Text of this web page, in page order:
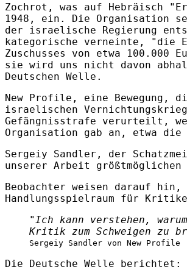
Zochrot, was auf Hebräisch
1948, ein. Die Organisation
der israelische Regierung
kategorische verneinte, "die
Zuschusses von etwa
sie wird uns nicht davon
Deutschen Welle.
New Profile, eine Bewegung,
israelischen
Gefängnisstrafe verurteilt,
Organisation gab an, etwa
Sergeiy Sandler, der
unserer Arbeit größtmöglichen
Beobachter weisen darauf
Handlungsspielraum für
"Ich kann verstehen,
Kritik zum Schweigen zu
Sergeiy Sandler von New Profile
Die Deutsche Welle berichtet: